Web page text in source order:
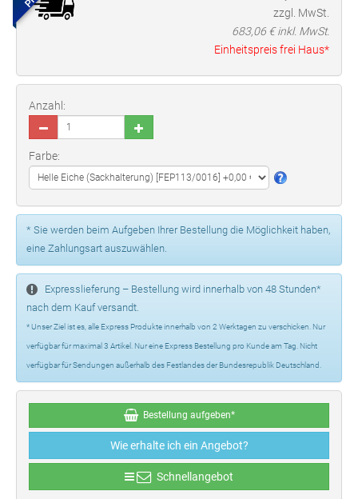
zzgl. MwSt.
683,06 € inkl. MwSt.
Einheitspreis frei Haus*
Bestellung aufgeben*
Wie erhalte ich ein Angebot?
Schnellangebot
* Sie werden beim Aufgeben Ihrer Bestellung die Möglichkeit haben,
eine Zahlungsart auszuwählen.
Expresslieferung – Bestellung wird innerhalb von 48 Stunden*
nach dem Kauf versandt.
* Unser Ziel ist es, alle Express Produkte innerhalb von 2 Werktagen zu verschicken. Nur
verfügbar für maximal 3 Artikel. Nur eine Express Bestellung pro Kunde am Tag. Nicht
verfügbar für Sendungen außerhalb des Festlandes der Bundesrepublik Deutschland.
Anzahl:
Farbe: